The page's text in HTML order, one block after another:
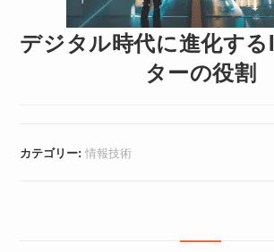
デジタル時代に進化す
ターの役割
カテゴリー:情報技術